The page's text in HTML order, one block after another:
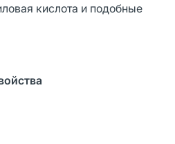
кислота и подобные